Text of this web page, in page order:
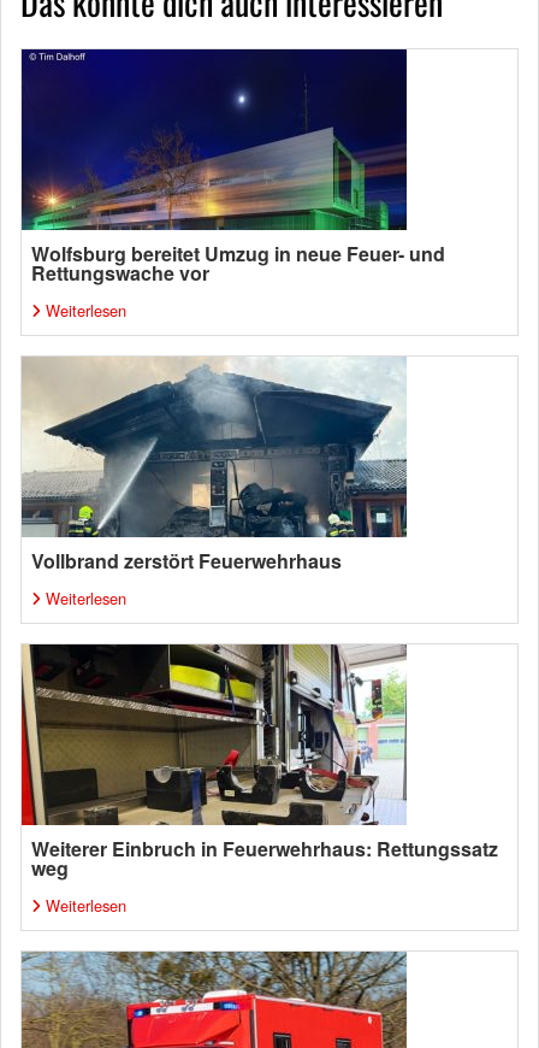
Wolfsburg bereitet Umzug in neue Feuer- und
Rettungswache vor
Weiterlesen
Vollbrand zerstört Feuerwehrhaus
Weiterlesen
Weiterer Einbruch in Feuerwehrhaus: Rettungssatz
weg
Weiterlesen